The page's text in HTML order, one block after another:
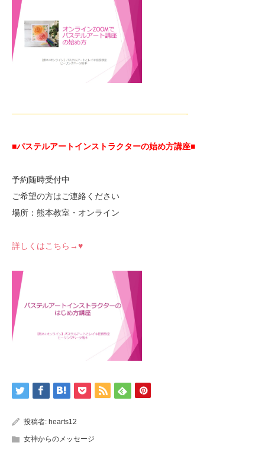
—————————————————————-
■パステルアートインストラクターの始め方講座■
予約随時受付中
ご希望の方はご連絡ください
場所：熊本教室・オンライン
詳しくはこちら→♥
投稿者: hearts12
女神からのメッセージ